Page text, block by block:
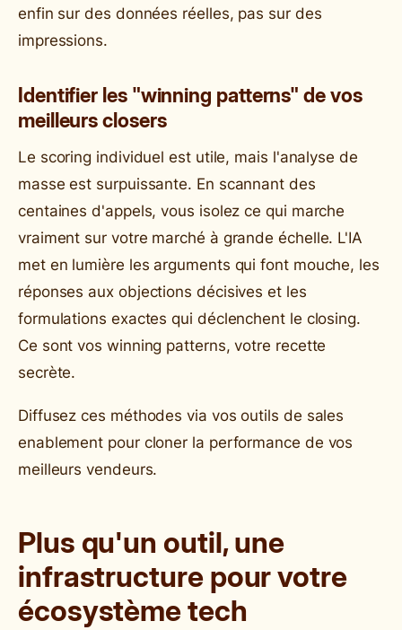
enfin sur des données réelles, pas sur des
impressions.
Identifier les "winning patterns" de vos
meilleurs closers
Le scoring individuel est utile, mais l'analyse de
masse est surpuissante. En scannant des
centaines d'appels, vous isolez ce qui marche
vraiment sur votre marché à grande échelle. L'IA
met en lumière les arguments qui font mouche, les
réponses aux objections décisives et les
formulations exactes qui déclenchent le closing.
Ce sont vos winning patterns, votre recette
secrète.
Diffusez ces méthodes via vos outils de sales
enablement pour cloner la performance de vos
meilleurs vendeurs.
Plus qu'un outil, une
infrastructure pour votre
écosystème tech